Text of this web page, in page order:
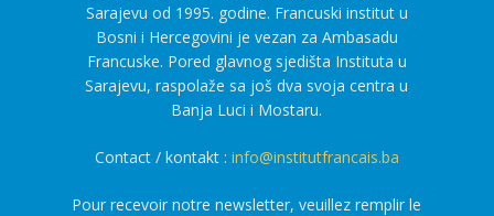
Sarajevu od 1995. godine. Francuski institut u
Bosni i Hercegovini je vezan za Ambasadu
Francuske. Pored glavnog sjedišta Instituta u
Sarajevu, raspolaže sa još dva svoja centra u
Banja Luci i Mostaru.
Contact / kontakt : info@institutfrancais.ba
Pour recevoir notre newsletter, veuillez remplir le